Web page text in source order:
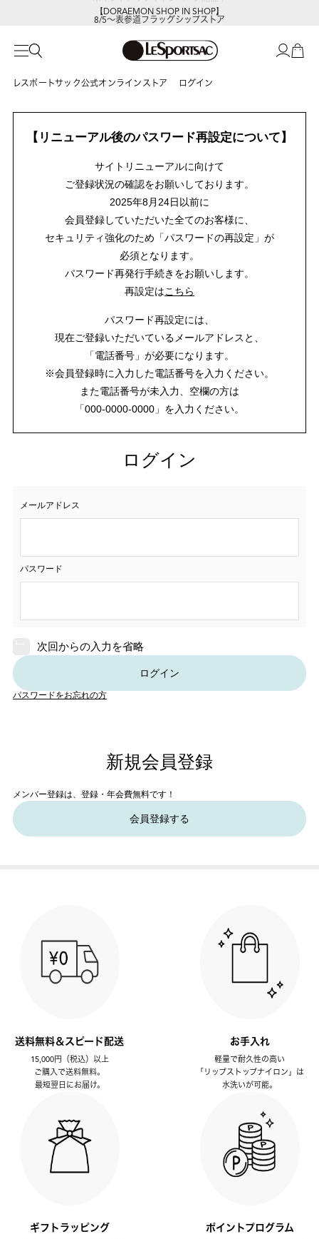
【DORAEMON SHOP IN SHOP】
8/5～表参道フラッグシップストア
レスポートサック公式オンラインストア ログイン
【リニューアル後のパスワード再設定について】
サイトリニューアルに向けて
ご登録状況の確認をお願いしております。
2025年8月24日以前に
会員登録していただいた全てのお客様に、
セキュリティ強化のため「パスワードの再設定」が
必須となります。
パスワード再発行手続きをお願いします。
再設定はこちら
パスワード再設定には、
現在ご登録いただいているメールアドレスと、
「電話番号」が必要になります。
※会員登録時に入力した電話番号を入力ください。
また電話番号が未入力、空欄の方は
「000-0000-0000」を入力ください。
ログイン
メールアドレス
パスワード
次回からの入力を省略
ログイン
パスワードをお忘れの方
新規会員登録
メンバー登録は、登録・年会費無料です！
会員登録する
送料無料＆スピード配送
15,000円（税込）以上
ご購入で送料無料。
最短翌日にお届け。
お手入れ
軽量で耐久性の高い
「リップストップナイロン」は
水洗いが可能。
ギフトラッピング ポイントプログラム